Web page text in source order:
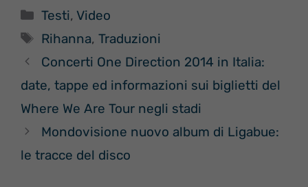
Categorie
Testi,Video
Tag
Rihanna,Traduzioni
Concerti One Direction 2014 in Italia:
date, tappe ed informazioni sui biglietti del
Where We Are Tour negli stadi
Mondovisione nuovo album di Ligabue:
le tracce del disco